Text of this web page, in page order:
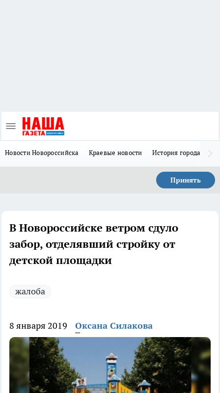
Новости Новороссийска Краевые новости История города Н
Принять
В Новороссийске ветром сдуло
забор, отделявший стройку от
детской площадки
жалоба
8 января 2019 Оксана Силакова